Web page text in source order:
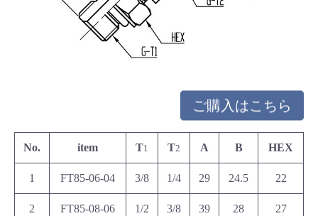
ご購入はこちら
No. item T1 T2 A B HEX
1 FT85-06-04 3/8 1/4 29 24.5 22
2 FT85-08-06 1/2 3/8 39 28 27